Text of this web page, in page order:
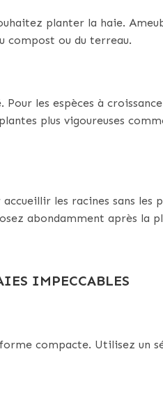
planter la haie.
compost ou du terreau.
les espèces à
plus vigoureuses
les racines sans les
abondamment après la
IMPECCABLES
compacte. Utilisez un